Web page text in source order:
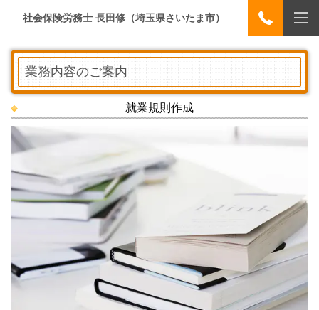
社会保険労務士 長田修（埼玉県さいたま市）
業務内容のご案内
就業規則作成